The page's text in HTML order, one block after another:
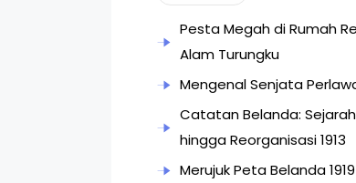
Pesta Megah di Rumah
Alam Turungku
Mengenal Senjata
Catatan Belanda:
hingga Reorganisasi 1913
Merujuk Peta Belanda